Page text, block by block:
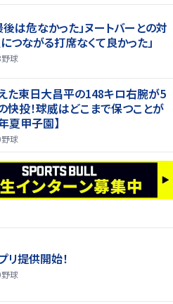
は危なかった」ヌートバーとの対
つながる打席なくて良かった」
野球
た東日大昌平の148キロ右腕が5
快投！球威はどこまで保つことが
夏甲子園】
野球
提供開始！
野球